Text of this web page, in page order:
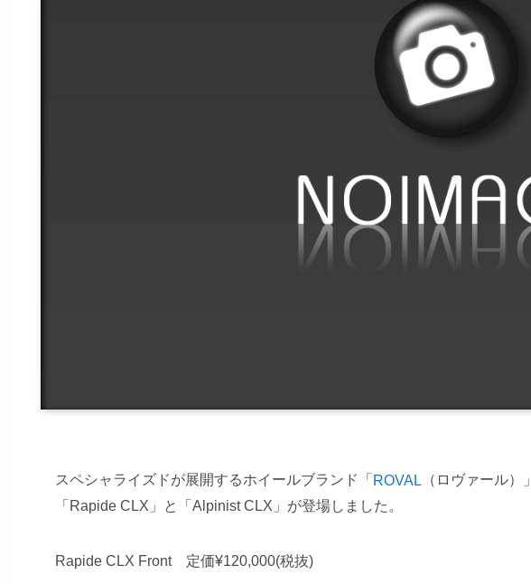
スペシャライズドが展開するホイールブランド「 ROVAL （ロヴァール
「Rapide CLX」と「Alpinist CLX」が登場しました。
Rapide CLX Front定価¥120,000(税抜)